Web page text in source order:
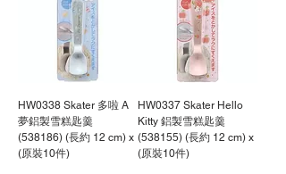
HW0338 Skater 多啦 A
夢鋁製雪糕匙羹
(538186) (長約 12 cm) x
(原裝10件)
HW0337 Skater Hello
Kitty 鋁製雪糕匙羹
(538155) (長約 12 cm) x
(原裝10件)